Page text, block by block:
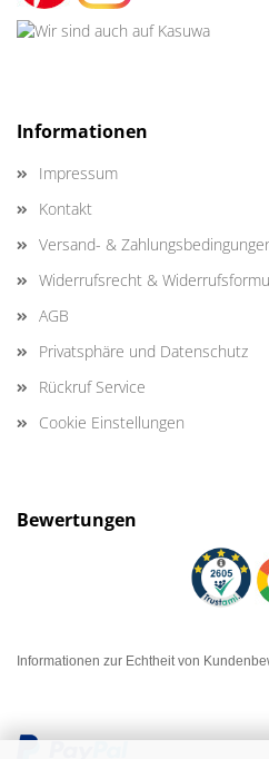
Informationen
Impressum
Kontakt
Versand- &
Widerrufsrecht &
AGB
Privatsphäre und Datenschutz
Rückruf Service
Cookie Einstellungen
Bewertungen
Informationen zur Echtheit von